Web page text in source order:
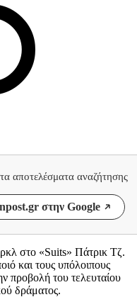
αποτελέσματα αναζήτησης
στην Google
στο «Suits» Πάτρικ Τζ.
και τους υπόλοιπους
προβολή του τελευταίου
δράματος.